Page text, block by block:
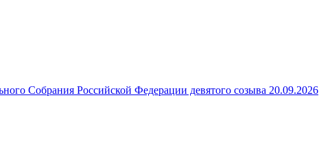
Собрания Российской Федерации девятого созыва 20.09.2026